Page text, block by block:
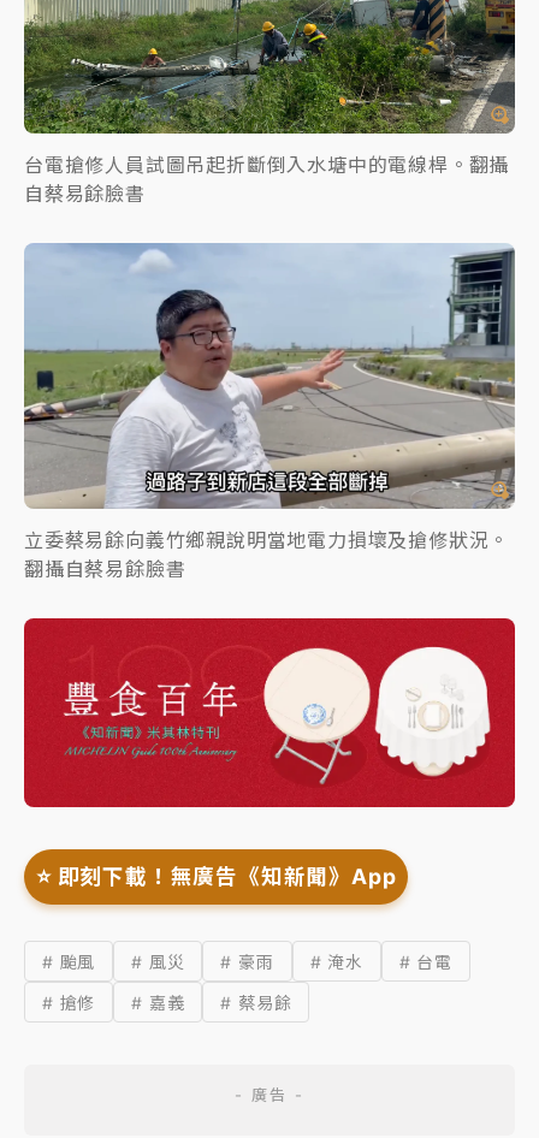
台電搶修人員試圖吊起折斷倒入水塘中的電線桿。翻攝
自蔡易餘臉書
立委蔡易餘向義竹鄉親說明當地電力損壞及搶修狀況。
翻攝自蔡易餘臉書
⭐️ 即刻下載！無廣告《知新聞》App
# 颱風 # 風災 # 豪雨 # 淹水
# 台電
# 搶修
# 嘉義 # 蔡易餘